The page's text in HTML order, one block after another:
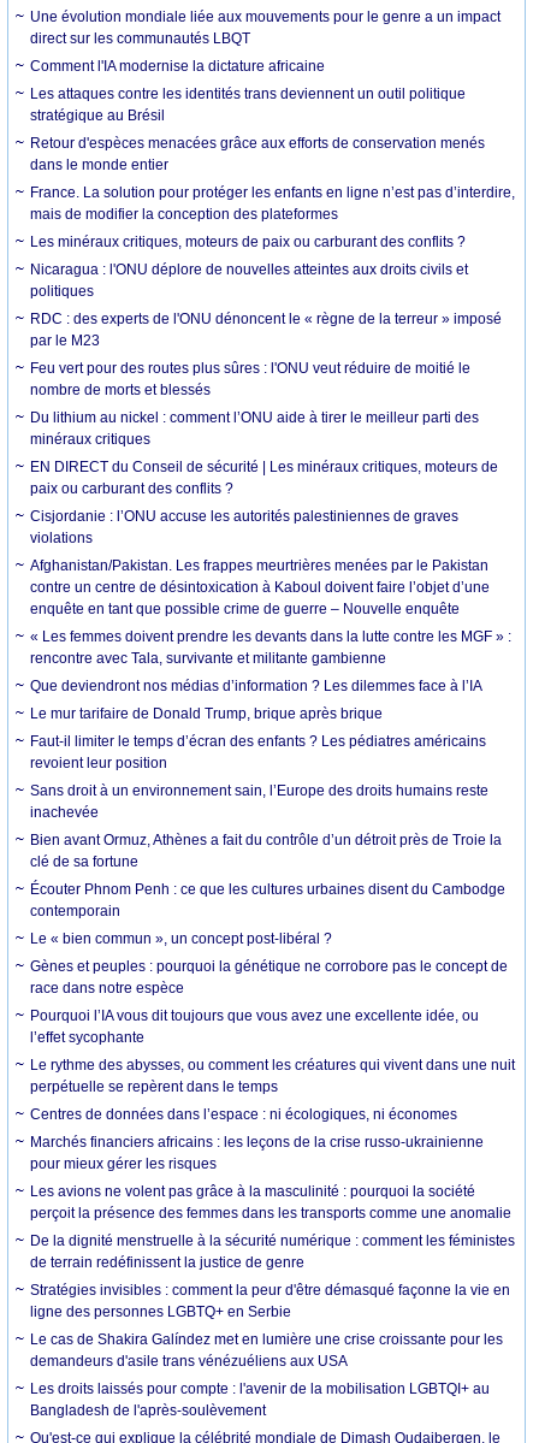
Une évolution mondiale liée aux mouvements pour le genre a un impact
direct sur les communautés LBQT
Comment l'IA modernise la dictature africaine
Les attaques contre les identités trans deviennent un outil politique
stratégique au Brésil
Retour d'espèces menacées grâce aux efforts de conservation menés
dans le monde entier
France. La solution pour protéger les enfants en ligne n’est pas d’interdire,
mais de modifier la conception des plateformes
Les minéraux critiques, moteurs de paix ou carburant des conflits ?
Nicaragua : l'ONU déplore de nouvelles atteintes aux droits civils et
politiques
RDC : des experts de l'ONU dénoncent le « règne de la terreur » imposé
par le M23
Feu vert pour des routes plus sûres : l'ONU veut réduire de moitié le
nombre de morts et blessés
Du lithium au nickel : comment l’ONU aide à tirer le meilleur parti des
minéraux critiques
EN DIRECT du Conseil de sécurité | Les minéraux critiques, moteurs de
paix ou carburant des conflits ?
Cisjordanie : l’ONU accuse les autorités palestiniennes de graves
violations
Afghanistan/Pakistan. Les frappes meurtrières menées par le Pakistan
contre un centre de désintoxication à Kaboul doivent faire l’objet d’une
enquête en tant que possible crime de guerre – Nouvelle enquête
« Les femmes doivent prendre les devants dans la lutte contre les MGF » :
rencontre avec Tala, survivante et militante gambienne
Que deviendront nos médias d’information ? Les dilemmes face à l’IA
Le mur tarifaire de Donald Trump, brique après brique
Faut-il limiter le temps d’écran des enfants ? Les pédiatres américains
revoient leur position
Sans droit à un environnement sain, l’Europe des droits humains reste
inachevée
Bien avant Ormuz, Athènes a fait du contrôle d’un détroit près de Troie la
clé de sa fortune
Écouter Phnom Penh : ce que les cultures urbaines disent du Cambodge
contemporain
Le « bien commun », un concept post-libéral ?
Gènes et peuples : pourquoi la génétique ne corrobore pas le concept de
race dans notre espèce
Pourquoi l’IA vous dit toujours que vous avez une excellente idée, ou
l’effet sycophante
Le rythme des abysses, ou comment les créatures qui vivent dans une nuit
perpétuelle se repèrent dans le temps
Centres de données dans l’espace : ni écologiques, ni économes
Marchés financiers africains : les leçons de la crise russo-ukrainienne
pour mieux gérer les risques
Les avions ne volent pas grâce à la masculinité : pourquoi la société
perçoit la présence des femmes dans les transports comme une anomalie
De la dignité menstruelle à la sécurité numérique : comment les féministes
de terrain redéfinissent la justice de genre
Stratégies invisibles : comment la peur d'être démasqué façonne la vie en
ligne des personnes LGBTQ+ en Serbie
Le cas de Shakira Galíndez met en lumière une crise croissante pour les
demandeurs d'asile trans vénézuéliens aux USA
Les droits laissés pour compte : l'avenir de la mobilisation LGBTQI+ au
Bangladesh de l'après-soulèvement
Qu'est-ce qui explique la célébrité mondiale de Dimash Qudaibergen, le